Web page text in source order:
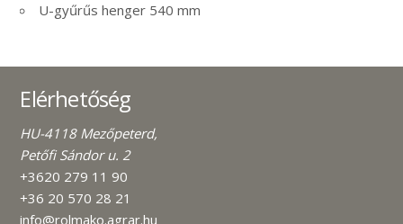
U-gyűrűs henger 540 mm
Elérhetőség
HU-4118 Mezőpeterd,
Petőfi Sándor u. 2
+3620 279 11 90
+36 20 570 28 21
info@rolmako.agrar.hu